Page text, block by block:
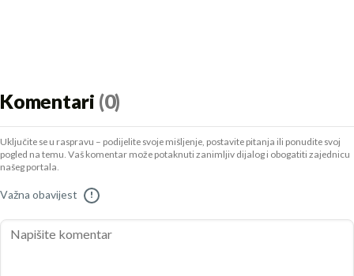
Komentari (0)
Uključite se u raspravu – podijelite svoje mišljenje, postavite pitanja ili ponudite svoj
pogled na temu. Vaš komentar može potaknuti zanimljiv dijalog i obogatiti zajednicu
našeg portala.
Važna obavijest !